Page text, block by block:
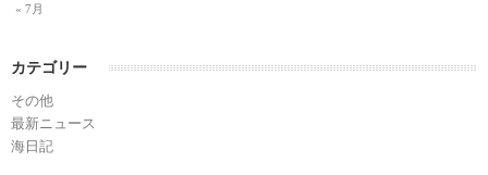
« 7月
カテゴリー
その他
最新ニュース
海日記